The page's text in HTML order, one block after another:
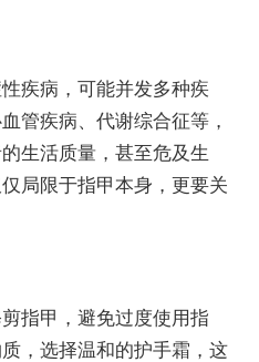
疾病，可能并发多种疾
管疾病、代谢综合征等，
生活质量，甚至危及生
局限于指甲本身，更要关
指甲，避免过度使用指
，选择温和的护手霜，这